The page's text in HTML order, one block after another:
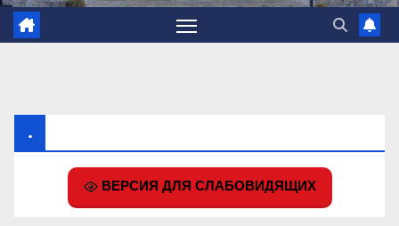
.
ВЕРСИЯ ДЛЯ СЛАБОВИДЯЩИХ